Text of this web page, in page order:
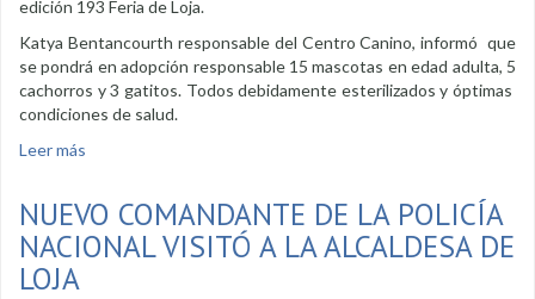
edición 193 Feria de Loja.
Katya Bentancourth responsable del Centro Canino, informó que
se pondrá en adopción responsable 15 mascotas en edad adulta, 5
cachorros y 3 gatitos. Todos debidamente esterilizados y óptimas
condiciones de salud.
Leer más
NUEVO COMANDANTE DE LA POLICÍA
NACIONAL VISITÓ A LA ALCALDESA DE
LOJA